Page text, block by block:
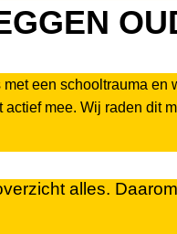
een schooltrauma
mee. Wij raden dit
alles.